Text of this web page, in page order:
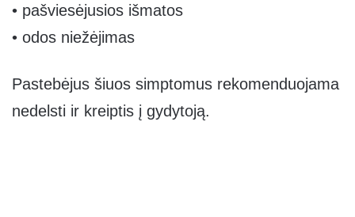
• pašviesėjusios išmatos
• odos niežėjimas
Pastebėjus šiuos simptomus rekomenduojama
nedelsti ir kreiptis į gydytoją.